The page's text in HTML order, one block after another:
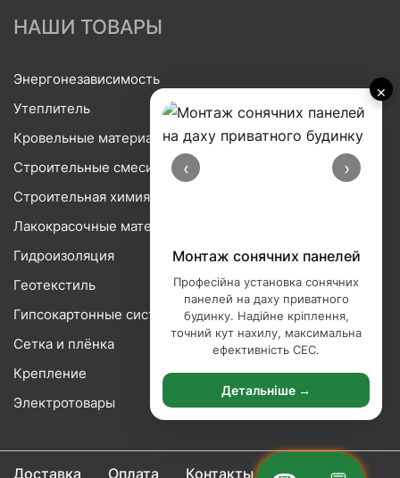
×
‹ ›
Монтаж сонячних панелей
Професійна установка сонячних
панелей на даху приватного
будинку. Надійне кріплення,
точний кут нахилу, максимальна
ефективність СЕС.
Детальніше →
НАШИ ТОВАРЫ
Энергонезависимость
Утеплитель
Кровельные материалы
Строительные смеси
Строительная химия
Лакокрасочные материалы
Гидроизоляция
Геотекстиль
Гипсокартонные системы
Сетка и плёнка
Крепление
Электротовары
Доставка Оплата Контакты